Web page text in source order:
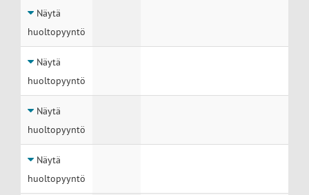
Näytä
huoltopyyntö
Näytä
huoltopyyntö
Näytä
huoltopyyntö
Näytä
huoltopyyntö